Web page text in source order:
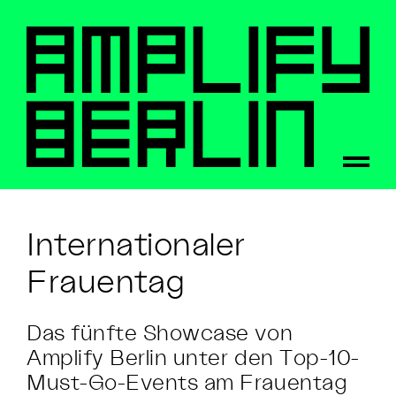
Internationaler
Frauentag
Das fünfte Showcase von
Amplify Berlin unter den Top-10-
Must-Go-Events am Frauentag